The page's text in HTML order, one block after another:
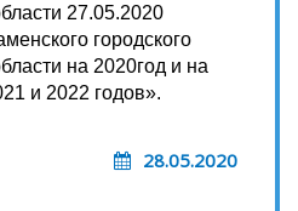
27.05.2020
городского
на 2020год и на
и 2022 годов».
28.05.2020